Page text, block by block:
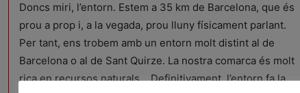
Doncs miri, l’entorn. Estem a 35 km de Barcelona, que és
prou a prop i, a la vegada, prou lluny físicament parlant.
Per tant, ens trobem amb un entorn molt distint al de
Barcelona o al de Sant Quirze. La nostra comarca és molt
rica en recursos naturals… Definitivament, l’entorn fa la